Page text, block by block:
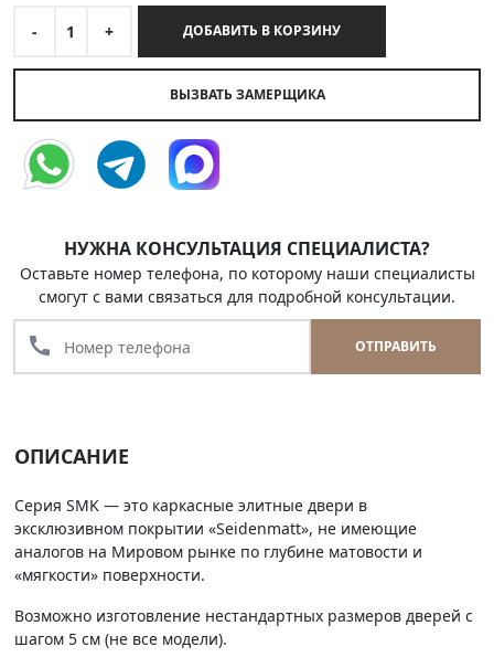
- 1 + ДОБАВИТЬ В КОРЗИНУ
ВЫЗВАТЬ ЗАМЕРЩИКА
НУЖНА КОНСУЛЬТАЦИЯ СПЕЦИАЛИСТА?
Оставьте номер телефона, по которому наши специалисты
смогут с вами связаться для подробной консультации.
call ОТПРАВИТЬ
ОПИСАНИЕ
Серия SMK — это каркасные элитные двери в
эксклюзивном покрытии «Seidenmatt», не имеющие
аналогов на Мировом рынке по глубине матовости и
«мягкости» поверхности.
Возможно изготовление нестандартных размеров дверей с
шагом 5 см (не все модели).